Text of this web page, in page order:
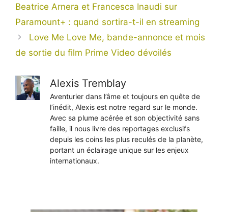
Beatrice Arnera et Francesca Inaudi sur
Paramount+ : quand sortira-t-il en streaming
Love Me Love Me, bande-annonce et mois
de sortie du film Prime Video dévoilés
Alexis Tremblay
Aventurier dans l’âme et toujours en quête de
l’inédit, Alexis est notre regard sur le monde.
Avec sa plume acérée et son objectivité sans
faille, il nous livre des reportages exclusifs
depuis les coins les plus reculés de la planète,
portant un éclairage unique sur les enjeux
internationaux.